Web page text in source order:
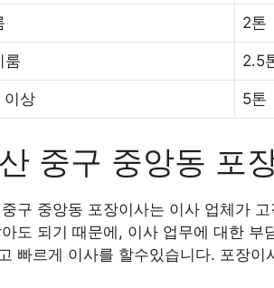
2톤
룸 2.5
이상 5톤
중구 중앙동 포
구 중앙동 포장이사는 이사 업체가
도 되기 때문에, 이사 업무에 대한
빠르게 이사를 할수있습니다. 포장